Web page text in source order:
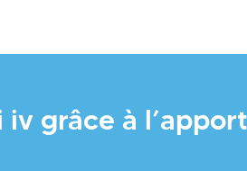
grâce à